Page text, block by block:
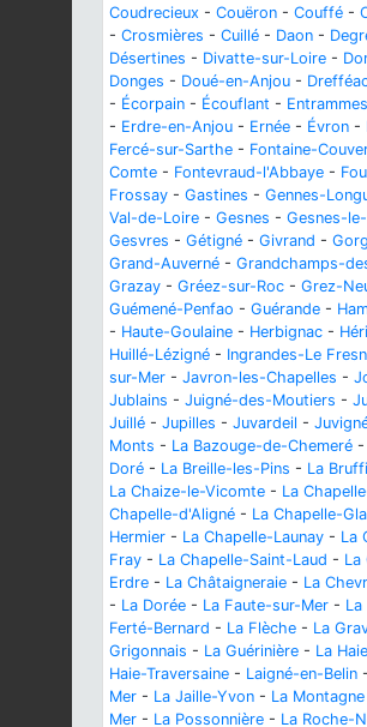
Coudrecieux - Couëron - Couffé -
- Crosmières - Cuillé - Daon -
Désertines - Divatte-sur-Loire -
Donges - Doué-en-Anjou -
- Écorpain - Écouflant - Entrammes
- Erdre-en-Anjou - Ernée - Évron -
Fercé-sur-Sarthe - Fontaine-
Comte - Fontevraud-l'Abbaye -
Frossay - Gastines - Gennes-
Val-de-Loire - Gesnes - Gesnes-
Gesvres - Gétigné - Givrand -
Grand-Auverné - Grandchamps-
Grazay - Gréez-sur-Roc - Grez-
Guémené-Penfao - Guérande -
- Haute-Goulaine - Herbignac -
Huillé-Lézigné - Ingrandes-Le
sur-Mer - Javron-les-Chapelles -
Jublains - Juigné-des-Moutiers -
Juillé - Jupilles - Juvardeil -
Monts - La Bazouge-de-Chemeré -
Doré - La Breille-les-Pins - La
La Chaize-le-Vicomte - La
Chapelle-d'Aligné - La Chapelle-
Hermier - La Chapelle-Launay - La
Fray - La Chapelle-Saint-Laud - La
Erdre - La Châtaigneraie - La
- La Dorée - La Faute-sur-Mer - La
Ferté-Bernard - La Flèche - La
Grigonnais - La Guérinière - La
Haie-Traversaine - Laigné-en-Belin -
Mer - La Jaille-Yvon - La Montagne
Mer - La Possonnière - La Roche-